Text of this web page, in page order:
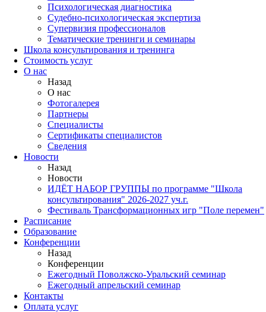
Психологическая диагностика
Судебно-психологическая экспертиза
Супервизия профессионалов
Тематические тренинги и семинары
Школа консультирования и тренинга
Стоимость услуг
О нас
Назад
О нас
Фотогалерея
Партнеры
Специалисты
Сертификаты специалистов
Сведения
Новости
Назад
Новости
ИДЁТ НАБОР ГРУППЫ по программе "Школа
консультирования" 2026-2027 уч.г.
Фестиваль Трансформационных игр "Поле перемен"
Расписание
Образование
Конференции
Назад
Конференции
Ежегодный Поволжско-Уральский семинар
Ежегодный апрельский семинар
Контакты
Оплата услуг